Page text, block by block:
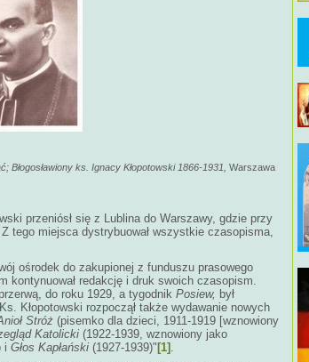
Błogosławiony ks. Ignacy Kłopotowski 1866-1931, Warszawa
przeniósł się z Lublina do Warszawy, gdzie przy
tego miejsca dystrybuował wszystkie czasopisma,
ośrodek do zakupionej z funduszu prasowego
kontynuował redakcję i druk swoich czasopism.
do roku 1929, a tygodnik Posiew, był
Kłopotowski rozpoczął także wydawanie nowych
Stróż (pisemko dla dzieci, 1911-1919 [wznowiony
Katolicki (1922-1939, wznowiony jako
i Głos Kapłański (1927-1939)" [1] .